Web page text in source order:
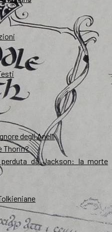
degli Anelli
Thorin?
perduta da Jackson: la morte